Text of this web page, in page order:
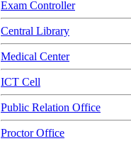
Exam Controller
Central Library
Medical Center
ICT Cell
Public Relation Office
Proctor Office